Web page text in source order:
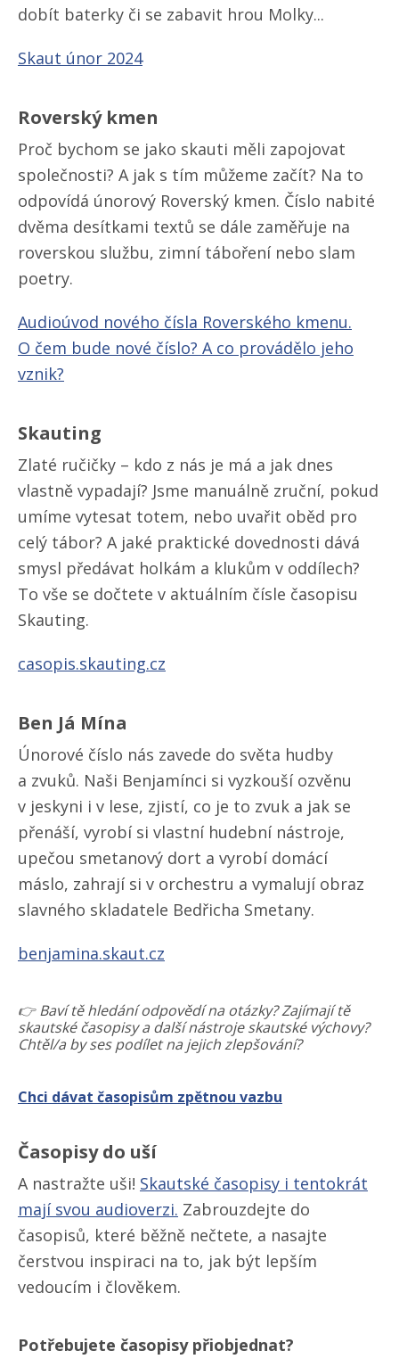
dobít baterky či se zabavit hrou Molky...
Skaut únor 2024
Roverský kmen
Proč bychom se jako skauti měli zapojovat
společnosti? A jak s tím můžeme začít? Na to
odpovídá únorový Roverský kmen. Číslo nabité
dvěma desítkami textů se dále zaměřuje na
roverskou službu, zimní táboření nebo slam
poetry.
Audioúvod nového čísla Roverského kmenu.
O čem bude nové číslo? A co provádělo jeho
vznik?
Skauting
Zlaté ručičky – kdo z nás je má a jak dnes
vlastně vypadají? Jsme manuálně zruční, pokud
umíme vytesat totem, nebo uvařit oběd pro
celý tábor? A jaké praktické dovednosti dává
smysl předávat holkám a klukům v oddílech?
To vše se dočtete v aktuálním čísle časopisu
Skauting.
casopis.skauting.cz
Ben Já Mína
Únorové číslo nás zavede do světa hudby
a zvuků. Naši Benjamínci si vyzkouší ozvěnu
v jeskyni i v lese, zjistí, co je to zvuk a jak se
přenáší, vyrobí si vlastní hudební nástroje,
upečou smetanový dort a vyrobí domácí
máslo, zahrají si v orchestru a vymalují obraz
slavného skladatele Bedřicha Smetany.
benjamina.skaut.cz
👉 Baví tě hledání odpovědí na otázky? Zajímají tě
skautské časopisy a další nástroje skautské výchovy?
Chtěl/​a by ses podílet na jejich zlepšování?
Chci dávat časopisům zpětnou vazbu
Časopisy do uší
A nastražte uši! Skautské časopisy i tentokrát
mají svou audioverzi. Zabrouzdejte do
časopisů, které běžně nečtete, a nasajte
čerstvou inspiraci na to, jak být lepším
vedoucím i člověkem.
Potřebujete časopisy přiobjednat?